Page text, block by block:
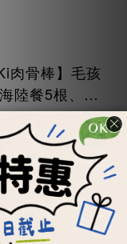
肉骨棒】毛孩
陸餐5根、13
根
~ NT$4,970
NT$5,525
加入購物車